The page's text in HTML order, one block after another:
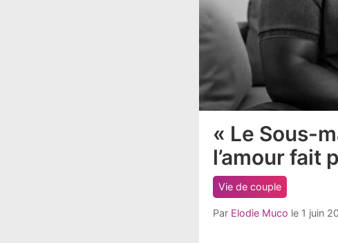
article
comment
count
« Le Sous-
l’amour fait
Vie de couple
Par Elodie Muco le 1 juin